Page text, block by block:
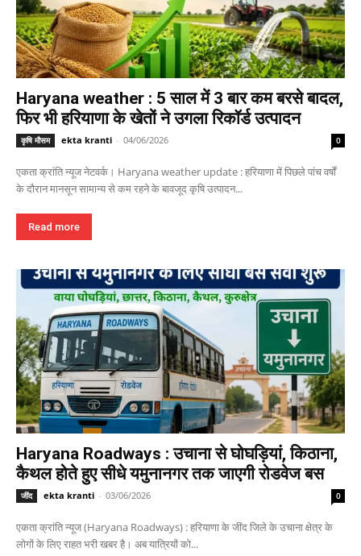
Haryana weather : 5 साल में 3 बार कम बरसे बादल,
फिर भी हरियाणा के खेतों ने उगला रिकॉर्ड उत्पादन
कृषि मौसम ekta kranti - 04/06/2026 0
एकता क्रांति न्यूज नेटवर्क। Haryana weather update : हरियाणा में पिछले पांच वर्षों
के दौरान मानसून सामान्य से कम रहने के बावजूद कृषि उत्पादन...
Read more
Haryana Roadways : उचाना से घोघड़ियां, किठाना,
कैथल होते हुए सीधे यमुनानगर तक जाएगी रोडवेज बस
जींद ekta kranti - 03/06/2026 0
एकता क्रांति न्यूज (Haryana Roadways) : हरियाणा के जींद जिले के उचाना क्षेत्र के
लोगों के लिए राहत भरी खबर है। अब यात्रियों को...